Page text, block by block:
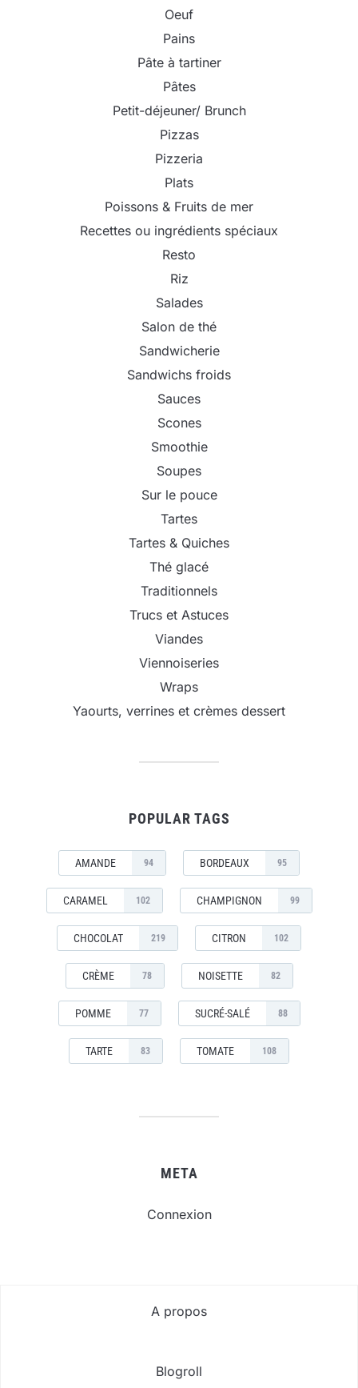
Oeuf
Pains
Pâte à tartiner
Pâtes
Petit-déjeuner/ Brunch
Pizzas
Pizzeria
Plats
Poissons & Fruits de mer
Recettes ou ingrédients spéciaux
Resto
Riz
Salades
Salon de thé
Sandwicherie
Sandwichs froids
Sauces
Scones
Smoothie
Soupes
Sur le pouce
Tartes
Tartes & Quiches
Thé glacé
Traditionnels
Trucs et Astuces
Viandes
Viennoiseries
Wraps
Yaourts, verrines et crèmes dessert
POPULAR TAGS
AMANDE 94 BORDEAUX 95
CARAMEL 102 CHAMPIGNON 99
CHOCOLAT 219 CITRON 102
CRÈME 78 NOISETTE 82
POMME 77 SUCRÉ-SALÉ 88
TARTE 83 TOMATE 108
META
Connexion
A propos
Blogroll